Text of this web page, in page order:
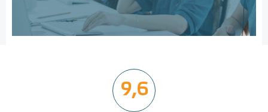
9,6